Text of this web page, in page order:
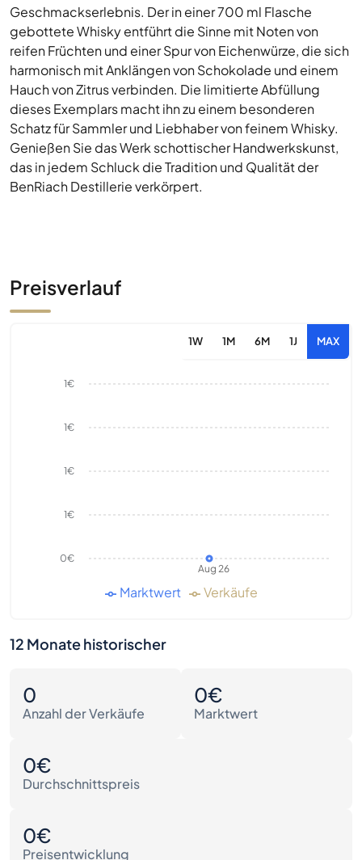
Geschmackserlebnis. Der in einer 700 ml Flasche
gebottete Whisky entführt die Sinne mit Noten von
reifen Früchten und einer Spur von Eichenwürze, die sich
harmonisch mit Anklängen von Schokolade und einem
Hauch von Zitrus verbinden. Die limitierte Abfüllung
dieses Exemplars macht ihn zu einem besonderen
Schatz für Sammler und Liebhaber von feinem Whisky.
Genießen Sie das Werk schottischer Handwerkskunst,
das in jedem Schluck die Tradition und Qualität der
BenRiach Destillerie verkörpert.
Preisverlauf
1W 1M 6M 1J MAX
Aug 26
0€
1€
1€
1€
1€
Marktwert Verkäufe
12 Monate historischer
0
Anzahl der Verkäufe
0€
Marktwert
0€
Durchschnittspreis
0€
Preisentwicklung